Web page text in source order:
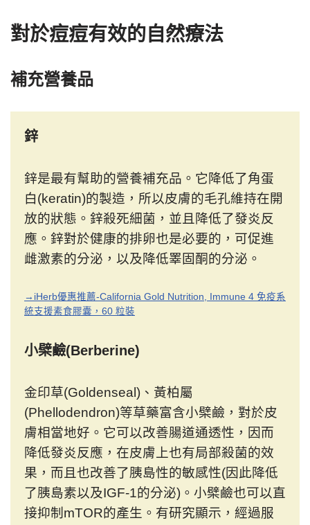
對於痘痘有效的自然療法
補充營養品
鋅
鋅是最有幫助的營養補充品。它降低了角蛋
白(keratin)的製造，所以皮膚的毛孔維持在開
放的狀態。鋅殺死細菌，並且降低了發炎反
應。鋅對於健康的排卵也是必要的，可促進
雌激素的分泌，以及降低睪固酮的分泌。
→iHerb優惠推薦-California Gold Nutrition, Immune 4 免疫系
統支援素食膠囊，60 粒裝
小檗鹼(Berberine)
金印草(Goldenseal)、黃柏屬
(Phellodendron)等草藥富含小檗鹼，對於皮
膚相當地好。它可以改善腸道通透性，因而
降低發炎反應，在皮膚上也有局部殺菌的效
果，而且也改善了胰島性的敏感性(因此降低
了胰島素以及IGF-1的分泌)。小檗鹼也可以直
接抑制mTOR的產生。有研究顯示，經過服